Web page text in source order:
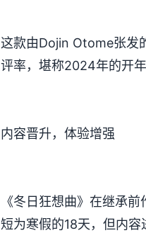
这款由Dojin Otome张发
评率​​，堪称2024年的开年
内容晋升，体验增强
《冬日狂想曲》在继承
短为寒假的18天，但内